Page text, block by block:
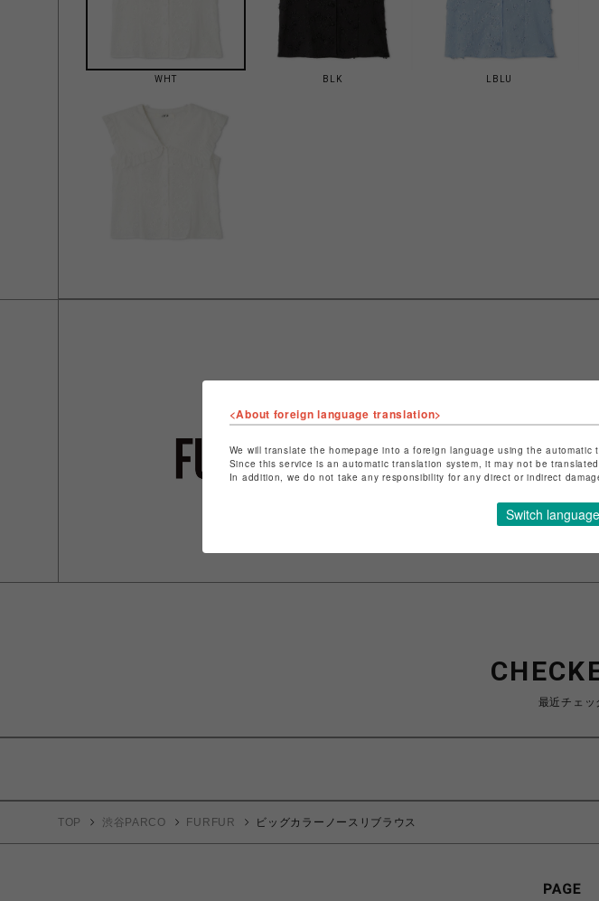
WHT BLK LBLU
ショップ名
特定商取引法など法令に基づく表
ショップお問い合わせはこちら
最近チェッ
TOP 渋谷PARCO FURFUR ビッグカラーノースリブラウス
<About foreign language translation>
We will translate the homepage into a foreign language using the automatic
Since this service is an automatic translation system, it may not be
In addition, we do not take any responsibility for any direct or indirect
Switch language